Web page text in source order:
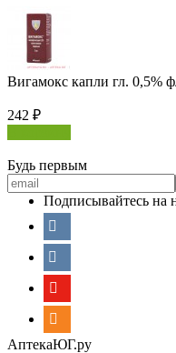
Вигамокс капли гл. 0,5%
242 ₽
Будь первым
Подписывайтесь на
АптекаЮГ.ру